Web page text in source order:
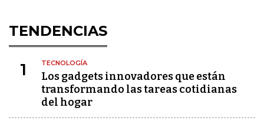
TENDENCIAS
1 TECNOLOGÍA
Los gadgets innovadores que están
transformando las tareas cotidianas
del hogar